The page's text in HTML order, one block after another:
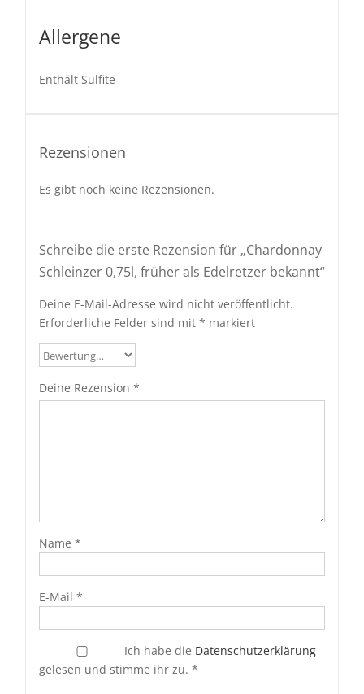
Allergene
Enthält Sulfite
Rezensionen
Es gibt noch keine Rezensionen.
Schreibe die erste Rezension für „Chardonnay
Schleinzer 0,75l, früher als Edelretzer bekannt“
Deine E-Mail-Adresse wird nicht veröffentlicht.
Erforderliche Felder sind mit * markiert
Deine Rezension *
Name *
E-Mail *
Ich habe die Datenschutzerklärung
gelesen und stimme ihr zu. *